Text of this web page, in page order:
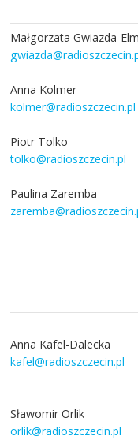
Małgorzata Gwiazda-
Anna Kolmer
kolmer@radioszczecin.pl
Piotr Tolko
tolko@radioszczecin.pl
Paulina Zaremba
Anna Kafel-Dalecka
kafel@radioszczecin.pl
Sławomir Orlik
orlik@radioszczecin.pl